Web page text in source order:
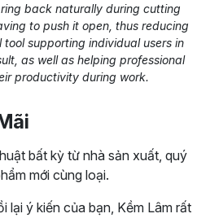
back naturally during cutting
to push it open, thus reducing
supporting individual users in
as well as helping professional
productivity during work.
bất kỳ từ nhà sản xuất, quý
mới cùng loại.
lại ý kiến của bạn, Kềm Lâm rất